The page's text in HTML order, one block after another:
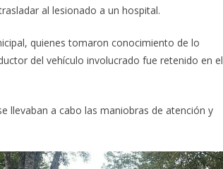
al lesionado a un hospital.
quienes tomaron conocimiento de lo
del vehículo involucrado fue retenido en el
llevaban a cabo las maniobras de atención y